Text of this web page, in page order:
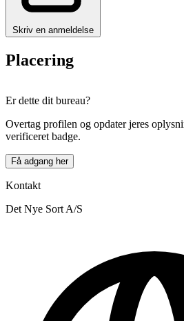
Skriv en anmeldelse
Placering
+
−
Er dette dit bureau?
Overtag profilen og opdater jeres
verificeret badge.
Få adgang her
Kontakt
Det Nye Sort A/S